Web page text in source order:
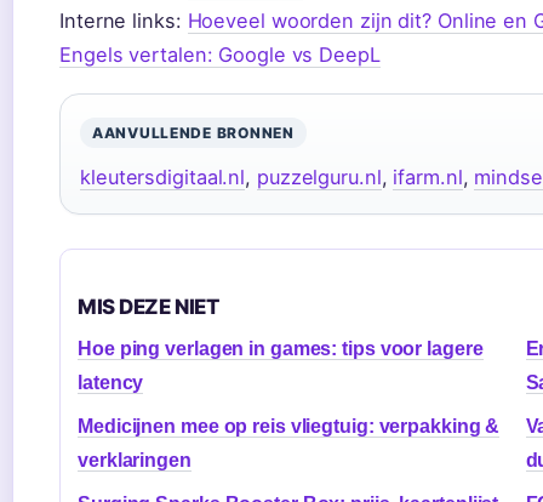
Interne links: Hoeveel woorden zijn dit? Online en
Engels vertalen: Google vs DeepL
AANVULLENDE BRONNEN
kleutersdigitaal.nl, puzzelguru.nl, ifarm.nl,
MIS DEZE NIET
Hoe ping verlagen in games: tips voor lagere
latency
Medicijnen mee op reis vliegtuig: verpakking &
verklaringen